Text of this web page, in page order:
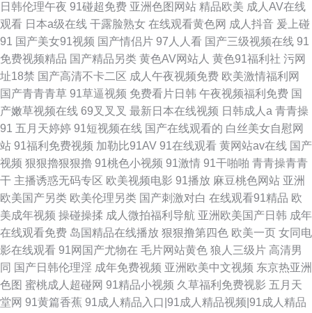
日韩伦理午夜 91碰超免费 亚洲色图网站 精品欧美 成人AV在线
观看 日本a级在线 干露脸熟女 在线观看黄色网 成人抖音 爰上碰
91 国产美女91视频 国产情侣片 97人人看 国产三级视频在线 91
免费视频精品 国产精品另类 黄色AV网站人 黄色91福利社 污网
址18禁 国产高清不卡二区 成人午夜视频免费 欧美激情福利网
国产青青青草 91草逼视频 免费看片日韩 午夜视频福利免费 国
产嫩草视频在线 69叉叉叉 最新日本在线视频 日韩成人a 青青操
91 五月天婷婷 91短视频在线 国产在线观看的 白丝美女自慰网
站 91福利免费视频 加勒比91AV 91在线观看 黄网站av在线 国产
视频 狠狠擼狠狠擼 91桃色小视频 91激情 91干啪啪 青青操青青
干 主播诱惑无码专区 欧美视频电影 91播放 麻豆桃色网站 亚洲
欧美国产另类 欧美伦理另类 国产刺激对白 在线观看91精品 欧
美成年视频 操碰操揉 成人微拍福利导航 亚洲欧美国产日韩 成年
在线观看免费 岛国精品在线播放 狠狠撸第四色 欧美一页 女同电
影在线观看 91网国产尤物在 毛片网站黄色 狼人三级片 高清男
同 国产日韩伦理淫 成年免费视频 亚洲欧美中文视频 东京热亚洲
色图 蜜桃成人超碰网 91精品小视频 久草福利免费视影 五月天
堂网 91黄篇香蕉 91成人精品入口|91成人精品视频|91成人精品